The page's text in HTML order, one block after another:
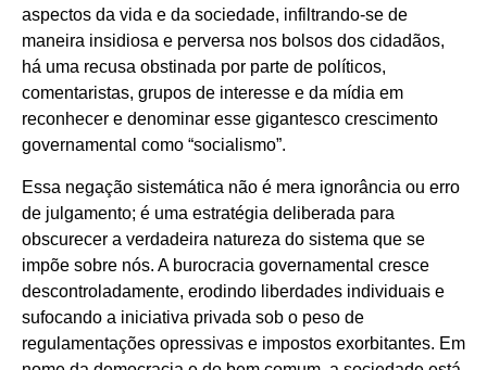
aspectos da vida e da sociedade, infiltrando-se de
maneira insidiosa e perversa nos bolsos dos cidadãos,
há uma recusa obstinada por parte de políticos,
comentaristas, grupos de interesse e da mídia em
reconhecer e denominar esse gigantesco crescimento
governamental como “socialismo”.
Essa negação sistemática não é mera ignorância ou erro
de julgamento; é uma estratégia deliberada para
obscurecer a verdadeira natureza do sistema que se
impõe sobre nós. A burocracia governamental cresce
descontroladamente, erodindo liberdades individuais e
sufocando a iniciativa privada sob o peso de
regulamentações opressivas e impostos exorbitantes. Em